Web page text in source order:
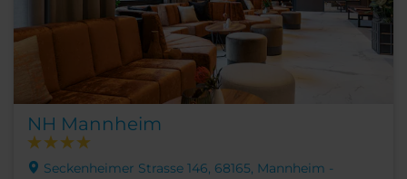
NH Mannheim
Seckenheimer Strasse 146, 68165, Mannheim -